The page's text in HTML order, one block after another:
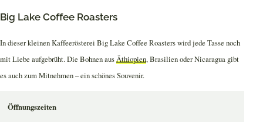
Big Lake Coffee Roasters
In dieser kleinen Kaffeerösterei Big Lake Coffee Roasters wird jede Tasse noch
mit Liebe aufgebrüht. Die Bohnen ausÄthiopien, Brasilien oder Nicaragua gibt
es auch zum Mitnehmen – ein schönes Souvenir.
Öffnungszeiten